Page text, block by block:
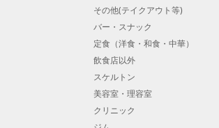
その他(テイクアウト等)
バー・スナック
定食（洋食・和食・中華）
飲食店以外
スケルトン
美容室・理容室
クリニック